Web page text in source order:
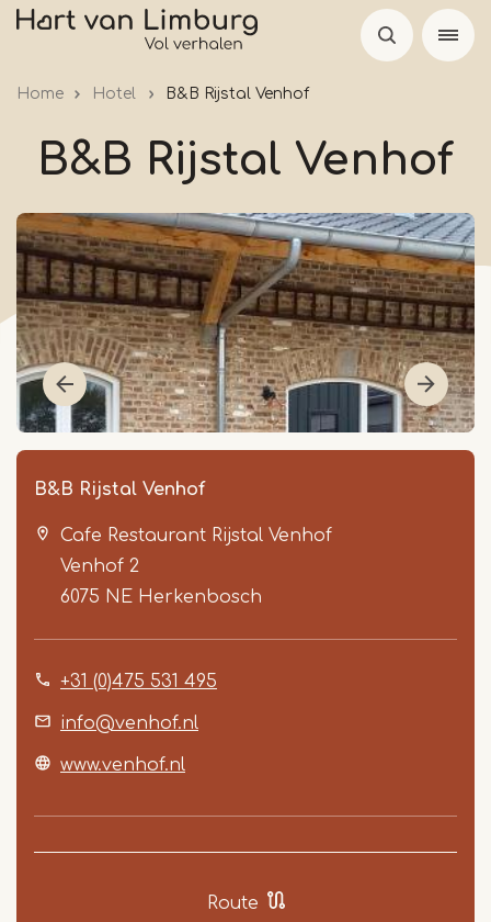
Overslaan
inhoud
gaan
Home Hotel B&B Rijstal Venhof
B&B Rijstal Venhof
B&B Rijstal Venhof
Cafe Restaurant Rijstal Venhof
Venhof 2
6075 NE Herkenbosch
+31 (0)475 531 495
info@venhof.nl
www.venhof.nl
Route
Item